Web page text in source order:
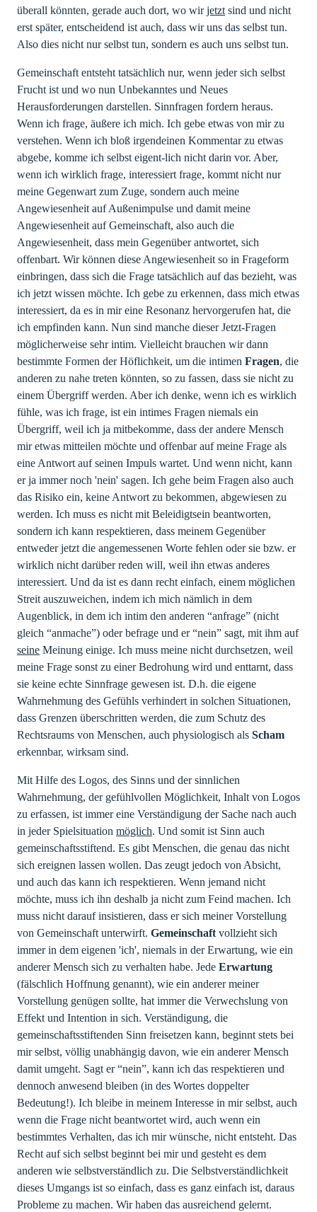
überall könnten, gerade auch dort, wo wirjetzt sind und nicht
erst später, entscheidend ist auch, dass wir uns das selbst tun.
Also dies nicht nur selbst tun, sondern es auch uns selbst tun.
Gemeinschaft entsteht tatsächlich nur, wenn jeder sich selbst
Frucht ist und wo nun Unbekanntes und Neues
Herausforderungen darstellen. Sinnfragen fordern heraus.
Wenn ich frage, äußere ich mich. Ich gebe etwas von mir zu
verstehen. Wenn ich bloß irgendeinen Kommentar zu etwas
abgebe, komme ich selbst eigent-lich nicht darin vor. Aber,
wenn ich wirklich frage, interessiert frage, kommt nicht nur
meine Gegenwart zum Zuge, sondern auch meine
Angewiesenheit auf Außenimpulse und damit meine
Angewiesenheit auf Gemeinschaft, also auch die
Angewiesenheit, dass mein Gegenüber antwortet, sich
offenbart. Wir können diese Angewiesenheit so in Frageform
einbringen, dass sich die Frage tatsächlich auf das bezieht, was
ich jetzt wissen möchte. Ich gebe zu erkennen, dass mich etwas
interessiert, da es in mir eine Resonanz hervorgerufen hat, die
ich empfinden kann. Nun sind manche dieser Jetzt-Fragen
möglicherweise sehr intim. Vielleicht brauchen wir dann
bestimmte Formen der Höflichkeit, um die intimen Fragen, die
anderen zu nahe treten könnten, so zu fassen, dass sie nicht zu
einem Übergriff werden. Aber ich denke, wenn ich es wirklich
fühle, was ich frage, ist ein intimes Fragen niemals ein
Übergriff, weil ich ja mitbekomme, dass der andere Mensch
mir etwas mitteilen möchte und offenbar auf meine Frage als
eine Antwort auf seinen Impuls wartet. Und wenn nicht, kann
er ja immer noch 'nein' sagen. Ich gehe beim Fragen also auch
das Risiko ein, keine Antwort zu bekommen, abgewiesen zu
werden. Ich muss es nicht mit Beleidigtsein beantworten,
sondern ich kann respektieren, dass meinem Gegenüber
entweder jetzt die angemessenen Worte fehlen oder sie bzw. er
wirklich nicht darüber reden will, weil ihn etwas anderes
interessiert. Und da ist es dann recht einfach, einem möglichen
Streit auszuweichen, indem ich mich nämlich in dem
Augenblick, in dem ich intim den anderen “anfrage” (nicht
gleich “anmache”) oder befrage und er “nein” sagt, mit ihm auf
seine Meinung einige. Ich muss meine nicht durchsetzen, weil
meine Frage sonst zu einer Bedrohung wird und enttarnt, dass
sie keine echte Sinnfrage gewesen ist. D.h. die eigene
Wahrnehmung des Gefühls verhindert in solchen Situationen,
dass Grenzen überschritten werden, die zum Schutz des
Rechtsraums von Menschen, auch physiologisch als Scham
erkennbar, wirksam sind.
Mit Hilfe des Logos, des Sinns und der sinnlichen
Wahrnehmung, der gefühlvollen Möglichkeit, Inhalt von Logos
zu erfassen, ist immer eine Verständigung der Sache nach auch
in jeder Spielsituation möglich. Und somit ist Sinn auch
gemeinschaftsstiftend. Es gibt Menschen, die genau das nicht
sich ereignen lassen wollen. Das zeugt jedoch von Absicht,
und auch das kann ich respektieren. Wenn jemand nicht
möchte, muss ich ihn deshalb ja nicht zum Feind machen. Ich
muss nicht darauf insistieren, dass er sich meiner Vorstellung
von Gemeinschaft unterwirft. Gemeinschaft vollzieht sich
immer in dem eigenen 'ich', niemals in der Erwartung, wie ein
anderer Mensch sich zu verhalten habe. Jede Erwartung
(fälschlich Hoffnung genannt), wie ein anderer meiner
Vorstellung genügen sollte, hat immer die Verwechslung von
Effekt und Intention in sich. Verständigung, die
gemeinschaftsstiftenden Sinn freisetzen kann, beginnt stets bei
mir selbst, völlig unabhängig davon, wie ein anderer Mensch
damit umgeht. Sagt er “nein”, kann ich das respektieren und
dennoch anwesend bleiben (in des Wortes doppelter
Bedeutung!). Ich bleibe in meinem Interesse in mir selbst, auch
wenn die Frage nicht beantwortet wird, auch wenn ein
bestimmtes Verhalten, das ich mir wünsche, nicht entsteht. Das
Recht auf sich selbst beginnt bei mir und gesteht es dem
anderen wie selbstverständlich zu. Die Selbstverständlichkeit
dieses Umgangs ist so einfach, dass es ganz einfach ist, daraus
Probleme zu machen. Wir haben das ausreichend gelernt.